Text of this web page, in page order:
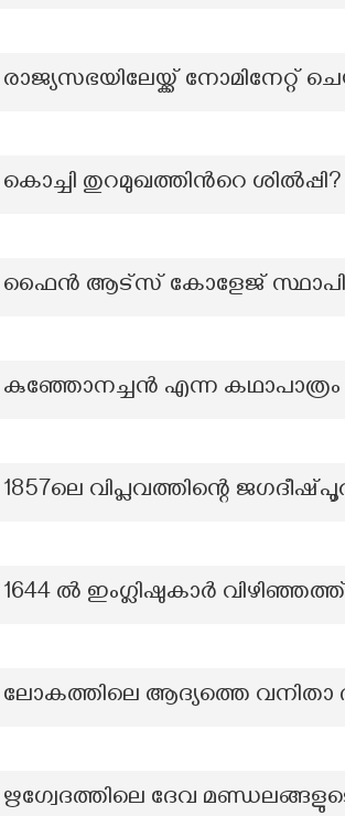
രാജ്യസഭയിലേയ്ക്ക് നോമിനേറ്റ്
കൊച്ചി തുറമുഖത്തിന്‍റെ ശില്‍പ്പി?
ഫൈൻ ആട്സ് കോളേജ്
കുഞ്ഞോനച്ചന്‍ എന്ന
1857ലെ വിപ്ലവത്തിന്റെ
1644 ൽ ഇംഗ്ലിഷുകാർ
ലോകത്തിലെ ആദ്യത്തെ വനിതാ
ഋഗ്വേദത്തിലെ ദേവ